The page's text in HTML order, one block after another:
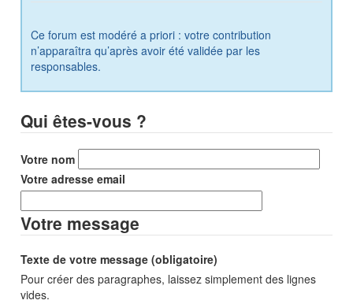
Ce forum est modéré a priori : votre contribution
n’apparaîtra qu’après avoir été validée par les
responsables.
Qui êtes-vous ?
Votre nom
Votre adresse email
Votre message
Texte de votre message (obligatoire)
Pour créer des paragraphes, laissez simplement des lignes
vides.